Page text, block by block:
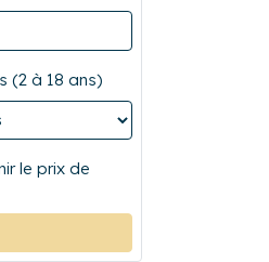
(2 à 18 ans)
le prix de